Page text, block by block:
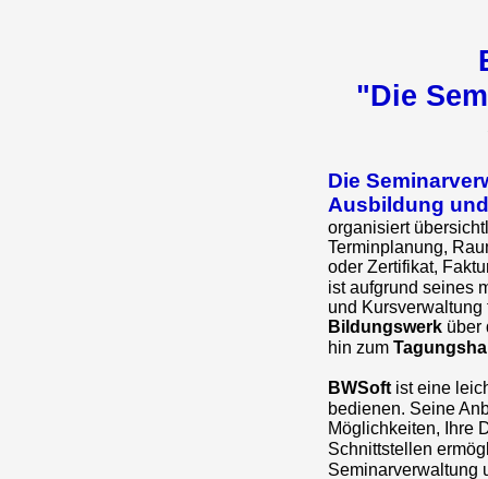
Die
Ausbildung
organisiert
Terminplanung,
oder Zertifikat,
ist aufgrund seines
und
Bildungswerk über
hin zum
BWSoft ist eine
bedienen. Seine
Möglichkeiten, Ihre
Schnittstellen
Seminarverwaltung
"Die